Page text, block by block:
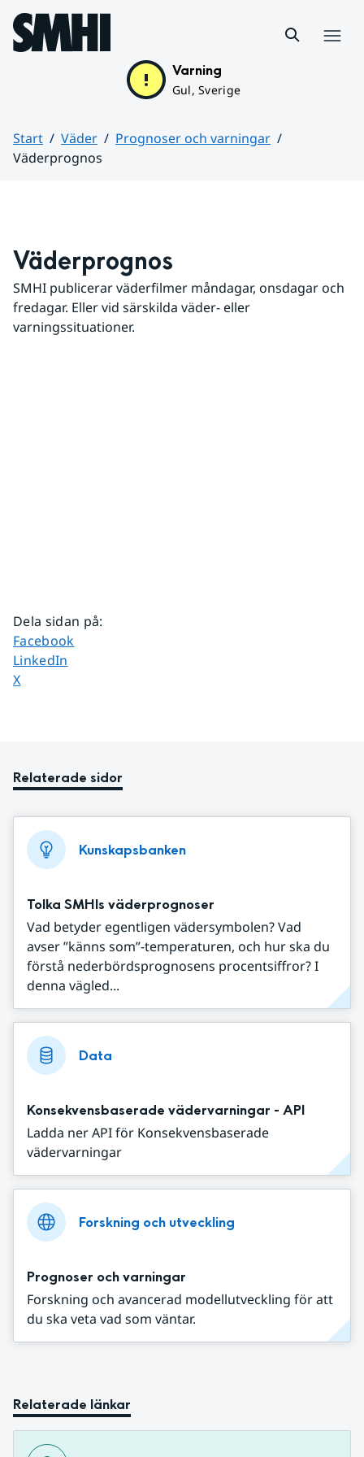
Hoppa till sidans innehåll
Varning
Gul, Sverige
Start Väder
Prognoser och varningar
Väderprognos
Väderprognos
SMHI publicerar väderfilmer måndagar, onsdagar och
fredagar. Eller vid särskilda väder- eller
varningssituationer.
Dela sidan på:
Dela sidan på
Facebook
Dela sidan på
LinkedIn
Dela sidan på
X
Relaterade sidor
Kunskapsbanken
Tolka SMHIs väderprognoser
Vad betyder egentligen vädersymbolen? Vad
avser ”känns som”-temperaturen, och hur ska du
förstå nederbördsprognosens procentsiffror? I
denna vägled...
Data
Konsekvensbaserade vädervarningar - API
Ladda ner API för Konsekvensbaserade
vädervarningar
Forskning och utveckling
Prognoser och varningar
Forskning och avancerad modellutveckling för att
du ska veta vad som väntar.
Relaterade länkar